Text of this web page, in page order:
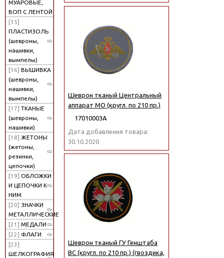
МУАРОВЫЕ,
ВОП С ЛЕНТОЙ
[15]
ПЛАСТИЗОЛЬ
(шевроны,
нашивки,
вымпелы)
[16] ВЫШИВКА
(шевроны,
нашивки,
вымпелы)
[17] ТКАНЫЕ
(шевроны,
нашивки)
[18] ЖЕТОНЫ
(жетоны,
резинки,
цепочки)
[19] ОБЛОЖКИ
И ЦЕПОЧКИ К
НИМ
[20] ЗНАЧКИ
МЕТАЛЛИЧЕСКИЕ
[21] МЕДАЛИ
[22] ФЛАГИ
[23]
ШЕЛКОГРАФИЯ
Шеврон тканый Центральный
аппарат МО (кругл. по 210 пр.)
17010003А
Дата добавления товара:
30.10.2020
Шеврон тканый ГУ Генштаба
ВС (кругл. по 210 пр.) (гвоздика,